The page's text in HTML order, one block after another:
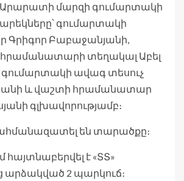
Արարատի մարզի գումարտակի
գումարտակի
Բաբաջանյանի,
տեղակալ Աբել
ավագ տեսուչ
և վաշտի հրամանատար
գլխավորությամբ։
են տարածքը։
հայտնաբերվել է «ՏՏ»
2 պարկուճ։